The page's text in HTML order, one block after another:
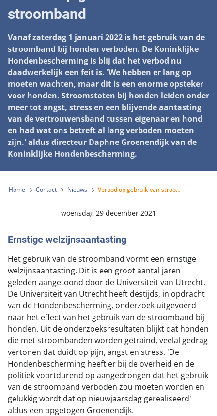
Landelijke registratie bijtincidenten
Landelijk vuurwerkverbod
Verplichte pre-aanschaf cursus
Gemeentelijk meldpunt bijtincidenten
Voldoende veilige losloopgebieden
Verbod op fokken met kortsnuitige honden
Bescherming tegen grasaren
Lezingen
Steun als bedrijf
Adopteer een seniorhond
Sponsor een seniorhond
Schenk met belastingvoordeel
Steun als vrijwilliger
Kom in actie
Honden voor Honden Loop
Vraag een donatiebox aan
Onze organisatie
Samenwerking
Bekende vrienden
Jaarverslag
Vacatures
Donateursmagazine Hond
Onze successen voor honden
Pers
Nieuws
Veelgestelde vragen
Melding hondenleed
Nieuwsbrief
Incassodata
Zoeken
stroomband
Vanaf zaterdag 1 januari 2022 is het gebruik van de
stroomband bij honden verboden. De Koninklijke
Hondenbescherming is blij dat het verbod nu
daadwerkelijk een feit is. 'We hebben er lang op
moeten wachten, maar dit is een enorme opsteker
voor honden. Stroomstoten bij honden leiden onder
meer tot angst, stress en een blijvende aantasting
van de vertrouwensband tussen eigenaar en hond
en had wat ons betreft al lang verboden moeten
zijn.' aldus directeur Daphne Groenendijk van de
Koninklijke Hondenbescherming.
Home Contact Nieuws Verbod op gebruik van stroomband
woensdag 29 december 2021
Ernstige welzijnsaantasting
Het gebruik van de stroomband vormt een ernstige
welzijnsaantasting. Dit is een groot aantal jaren
geleden aangetoond door de Universiteit van Utrecht.
De Universiteit van Utrecht heeft destijds, in opdracht
van de Hondenbescherming, onderzoek uitgevoerd
naar het effect van het gebruik van de stroomband bij
honden. Uit de onderzoeksresultaten blijkt dat honden
die met stroombanden worden getraind, veelal gedrag
vertonen dat duidt op pijn, angst en stress. 'De
Hondenbescherming heeft er bij de overheid en de
politiek voortdurend op aangedrongen dat het gebruik
van de stroomband verboden zou moeten worden en
gelukkig wordt dat op nieuwjaarsdag gerealiseerd'
aldus een opgetogen Groenendijk.